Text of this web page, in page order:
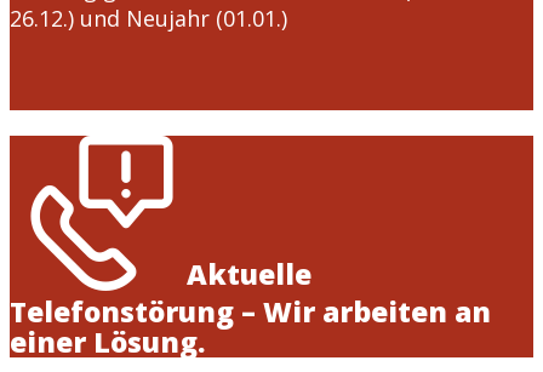
26.12.) und Neujahr (01.01.)
Aktuelle
Telefonstörung – Wir arbeiten an
einer Lösung.